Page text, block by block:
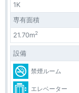
1K
専有面積
21.70m2
設備
禁煙ルーム
エレベーター